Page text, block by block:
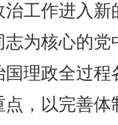
治工作进入
志为核心的
国理政全过
点，以完善